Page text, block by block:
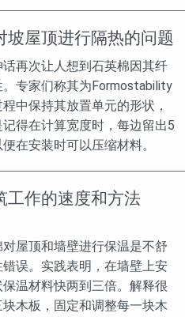
坡屋顶进行隔热的问题
再次让人想到石英棉因其纤
专家们称其为Formostability
中保持其放置单元的形状，
得在计算宽度时，每边留出5
在安装时可以压缩材料。
工作的速度和方法
屋顶和墙壁进行保温是不舒
误。实践表明，在墙壁上安
温材料快两到三倍。解释很
木板，固定和调整每一块木